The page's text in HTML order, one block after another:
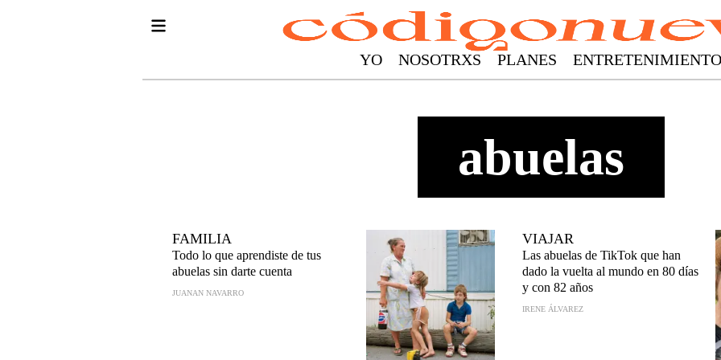
YO NOSOTRXS PLANES ENTRETENIMIENTO
abuelas
FAMILIA
Todo lo que aprendiste de tus
abuelas sin darte cuenta
JUANAN NAVARRO
VIAJAR
Las abuelas de TikTok que han
dado la vuelta al mundo en 80 días
y con 82 años
IRENE ÁLVAREZ